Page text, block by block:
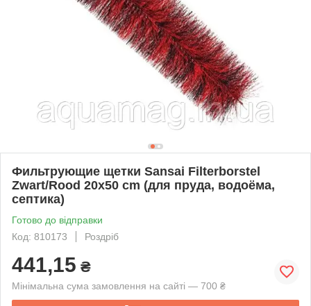
Фильтрующие щетки Sansai Filterborstel
Zwart/Rood 20х50 cm (для пруда, водоёма,
септика)
Готово до відправки
Код: 810173
Роздріб
441,15 ₴
Мінімальна сума замовлення на сайті — 700 ₴